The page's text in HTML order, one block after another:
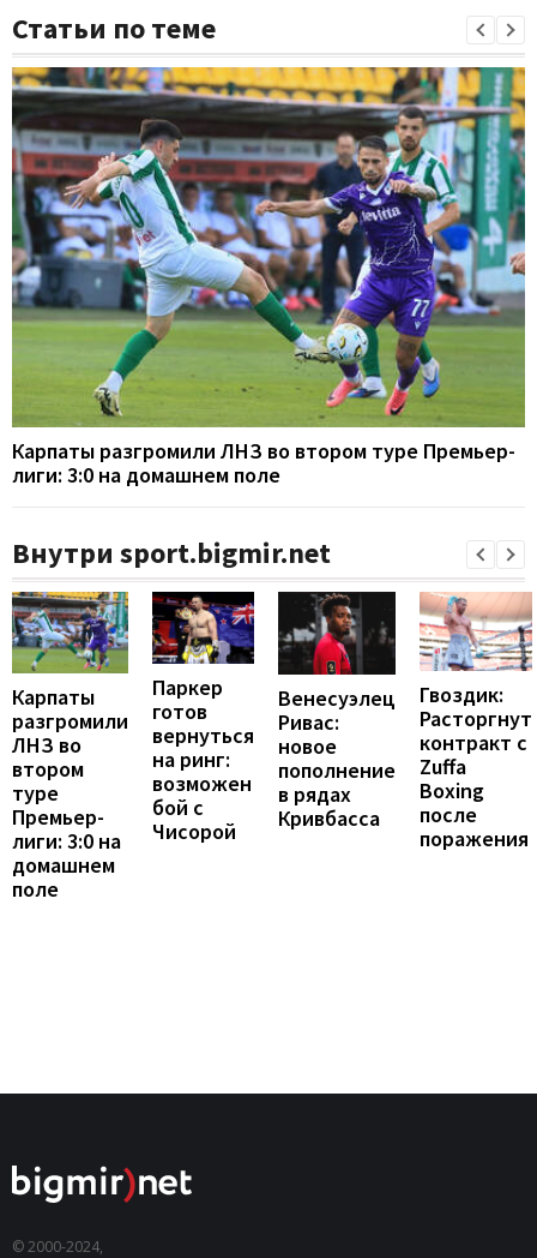
Статьи по теме
Карпаты разгромили ЛНЗ во втором туре Премьер-
лиги: 3:0 на домашнем поле
Внутри sport.bigmir.net
Карпаты
разгромили
ЛНЗ во
втором
туре
Премьер-
лиги: 3:0 на
домашнем
поле
Паркер
готов
вернуться
на ринг:
возможен
бой с
Чисорой
Венесуэлец
Ривас:
новое
пополнение
в рядах
Кривбасса
Гвоздик:
Расторгнут
контракт с
Zuffa
Boxing
после
поражения
© 2000-2024,